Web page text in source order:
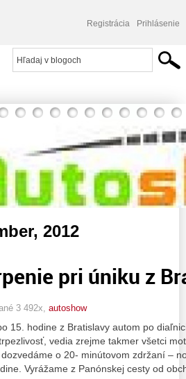
Registrácia Prihlásenie
2012
pri úniku z
3 492x, autoshow
15. hodine z Bratislavy autom po
vedia zrejme takmer všetci
o 20- minútovom zdržaní –
Vyrážame z Panónskej cesty od